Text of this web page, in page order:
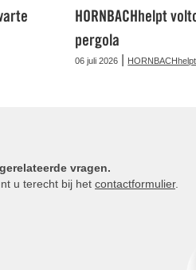
HORNBACHhelpt
pergola
06 juli 2026 HORNBACHhelpt
vragen.
u terecht bij het contactformulier.